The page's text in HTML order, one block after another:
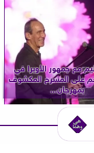
مع جمهور الأوبرا في
على المسرح المكشوف
بمهرجان...